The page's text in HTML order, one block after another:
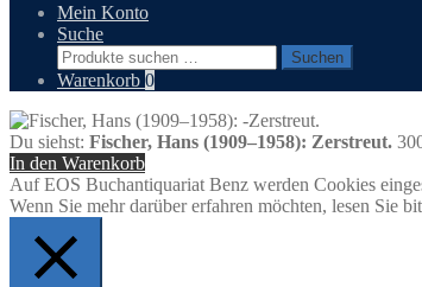
Mein Konto
Suche
Suchen
nach:
Suchen
Warenkorb 0
Du siehst: Fischer, Hans (1909–1958): Zerstreut.
In den Warenkorb
Auf EOS Buchantiquariat Benz werden Cookies
Wenn Sie mehr darüber erfahren möchten, lesen Sie